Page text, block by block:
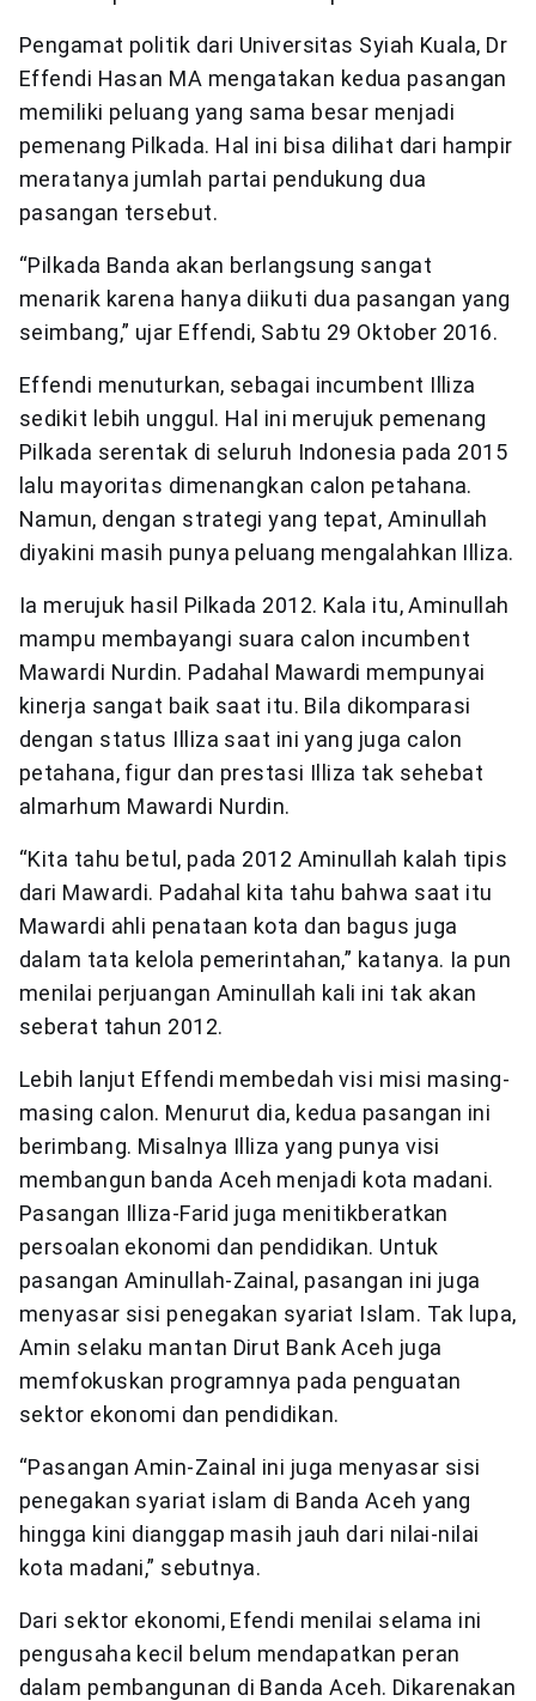
Pengamat politik dari Universitas Syiah Kuala, Dr
Effendi Hasan MA mengatakan kedua pasangan
memiliki peluang yang sama besar menjadi
pemenang Pilkada. Hal ini bisa dilihat dari hampir
meratanya jumlah partai pendukung dua
pasangan tersebut.
“Pilkada Banda akan berlangsung sangat
menarik karena hanya diikuti dua pasangan yang
seimbang,” ujar Effendi, Sabtu 29 Oktober 2016.
Effendi menuturkan, sebagai incumbent Illiza
sedikit lebih unggul. Hal ini merujuk pemenang
Pilkada serentak di seluruh Indonesia pada 2015
lalu mayoritas dimenangkan calon petahana.
Namun, dengan strategi yang tepat, Aminullah
diyakini masih punya peluang mengalahkan Illiza.
Ia merujuk hasil Pilkada 2012. Kala itu, Aminullah
mampu membayangi suara calon incumbent
Mawardi Nurdin. Padahal Mawardi mempunyai
kinerja sangat baik saat itu. Bila dikomparasi
dengan status Illiza saat ini yang juga calon
petahana, figur dan prestasi Illiza tak sehebat
almarhum Mawardi Nurdin.
“Kita tahu betul, pada 2012 Aminullah kalah tipis
dari Mawardi. Padahal kita tahu bahwa saat itu
Mawardi ahli penataan kota dan bagus juga
dalam tata kelola pemerintahan,” katanya. Ia pun
menilai perjuangan Aminullah kali ini tak akan
seberat tahun 2012.
Lebih lanjut Effendi membedah visi misi masing-
masing calon. Menurut dia, kedua pasangan ini
berimbang. Misalnya Illiza yang punya visi
membangun banda Aceh menjadi kota madani.
Pasangan Illiza-Farid juga menitikberatkan
persoalan ekonomi dan pendidikan. Untuk
pasangan Aminullah-Zainal, pasangan ini juga
menyasar sisi penegakan syariat Islam. Tak lupa,
Amin selaku mantan Dirut Bank Aceh juga
memfokuskan programnya pada penguatan
sektor ekonomi dan pendidikan.
“Pasangan Amin-Zainal ini juga menyasar sisi
penegakan syariat islam di Banda Aceh yang
hingga kini dianggap masih jauh dari nilai-nilai
kota madani,” sebutnya.
Dari sektor ekonomi, Efendi menilai selama ini
pengusaha kecil belum mendapatkan peran
dalam pembangunan di Banda Aceh. Dikarenakan